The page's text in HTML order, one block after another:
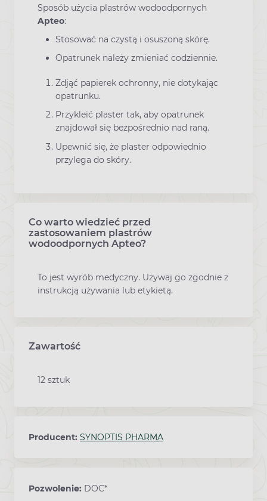
Sposób użycia plastrów wodoodpornych
Apteo:
Stosować na czystą i osuszoną skórę.
Opatrunek należy zmieniać codziennie.
Zdjąć papierek ochronny, nie dotykając
opatrunku.
Przykleić plaster tak, aby opatrunek
znajdował się bezpośrednio nad raną.
Upewnić się, że plaster odpowiednio
przylega do skóry.
Co warto wiedzieć przed
zastosowaniem plastrów
wodoodpornych Apteo?
To jest wyrób medyczny. Używaj go zgodnie z
instrukcją używania lub etykietą.
Zawartość
12 sztuk
Producent: SYNOPTIS PHARMA
Pozwolenie: DOC*